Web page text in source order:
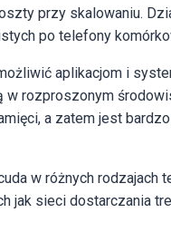
przy skalowaniu.
po telefony
aplikacjom i
w rozproszonym
a zatem jest
w różnych rodzajach
jak sieci dostarczania